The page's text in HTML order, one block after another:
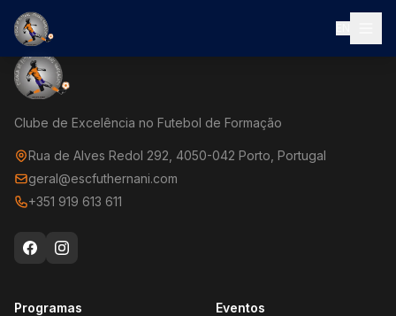
Clube de Excelência no Futebol de Formação
Rua de Alves Redol 292, 4050-042 Porto, Portugal
geral@escfuthernani.com
+351 919 613 611
Programas Eventos